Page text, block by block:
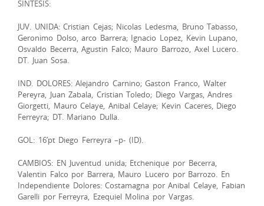
SINTESIS:
JUV. UNIDA: Cristian Cejas; Nicolas Ledesma, Bruno Tabasso,
Geronimo Dolso, arco Barrera; Ignacio Lopez, Kevin Lupano,
Osvaldo Becerra, Agustin Falco; Mauro Barrozo, Axel Lucero.
DT. Juan Sosa.
IND. DOLORES: Alejandro Carnino; Gaston Franco, Walter
Pereyra, Juan Zabala, Cristian Toledo; Diego Vargas, Andres
Giorgetti, Mauro Celaye, Anibal Celaye; Kevin Caceres, Diego
Ferreyra; DT. Mariano Dulla.
GOL: 16’pt Diego Ferreyra –p- (ID).
CAMBIOS: EN Juventud unida; Etchenique por Becerra,
Valentin Falco por Barrera, Mauro Lucero por Barrozo. En
Independiente Dolores: Costamagna por Anibal Celaye, Fabian
Garelli por Ferreyra, Ezequiel Molina por Vargas.